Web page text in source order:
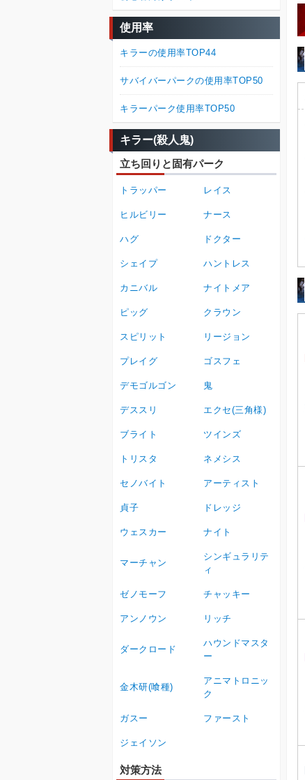
使用率
キラーの使用率TOP44
サバイバーパークの使用率TOP50
キラーパーク使用率TOP50
キラー(殺人鬼)
立ち回りと固有パーク
トラッパー レイス
ヒルビリー ナース
ハグ ドクター
シェイプ ハントレス
カニバル ナイトメア
ピッグ クラウン
スピリット リージョン
プレイグ ゴスフェ
デモゴルゴン 鬼
デススリ エクセ(三角様)
ブライト ツインズ
トリスタ ネメシス
セノバイト アーティスト
貞子 ドレッジ
ウェスカー ナイト
マーチャン
シンギュラリテ
ィ
ゼノモーフ チャッキー
アンノウン リッチ
ダークロード
ハウンドマスタ
ー
金木研(喰種)
アニマトロニッ
ク
ガスー ファースト
ジェイソン
対策方法